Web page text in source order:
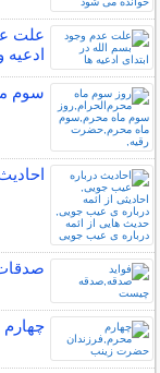
علت
ادعیه
سوم